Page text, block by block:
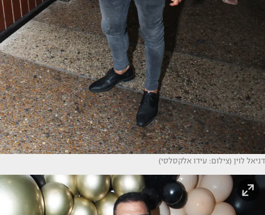
דניאל לוין (צילום: עידו אלקסלסי)